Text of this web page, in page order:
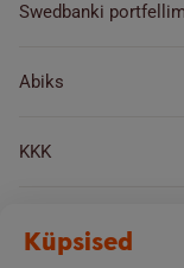
Swedbanki
Abiks
KKK
Küpsised